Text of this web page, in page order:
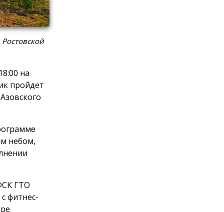
на
пройдет
небом,
ГТО
фитнес-